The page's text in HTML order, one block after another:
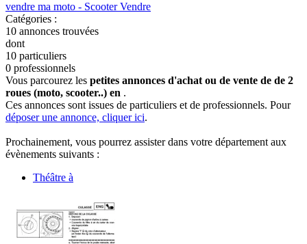
vendre ma moto - Scooter Vendre
Catégories :
10 annonces trouvées
dont
10 particuliers
0 professionnels
Vous parcourez les petites annonces d'achat ou de vente de de 2
roues (moto, scooter..) en .
Ces annonces sont issues de particuliers et de professionnels. Pour
déposer une annonce, cliquer ici.
Prochainement, vous pourrez assister dans votre département aux
évènements suivants :
Théâtre à